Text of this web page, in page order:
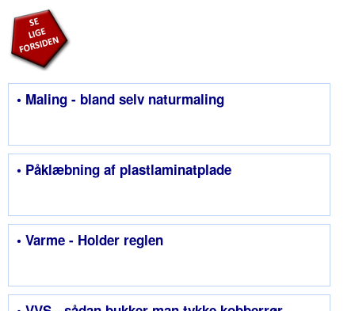
• Maling - bland selv naturmaling
• Påklæbning af plastlaminatplade
• Varme - Holder reglen